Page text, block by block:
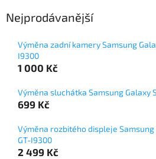
Nejprodávanější
Výměna zadní kamery Samsung
I9300
1 000 Kč
Výměna sluchátka Samsung Galaxy
699 Kč
Výměna rozbitého displeje Samsung
GT-I9300
2 499 Kč